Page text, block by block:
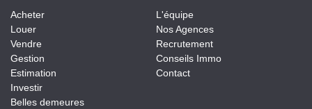
Acheter
Louer
Vendre
Gestion
Estimation
Investir
Belles demeures
L'équipe
Nos Agences
Recrutement
Conseils Immo
Contact